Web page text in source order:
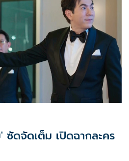
ดจัดเต็ม เปิดฉากละคร